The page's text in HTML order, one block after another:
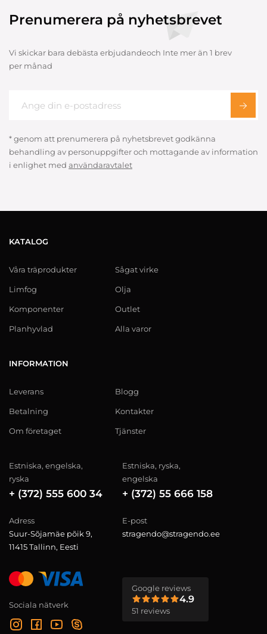
Prenumerera på nyhetsbrevet
Vi skickar bara debästa erbjudandeoch Inte mer än 1 brev
per månad
* genom att prenumerera på nyhetsbrevet godkänna
behandling av personuppgifter och mottagande av information
i enlighet med användaravtalet
KATALOG
Våra träprodukter
Limfog
Komponenter
Planhyvlad
Sågat virke
Olja
Outlet
Alla varor
INFORMATION
Leverans
Betalning
Om företaget
Blogg
Kontakter
Tjänster
Estniska, engelska,
ryska
+ (372) 555 600 34
Estniska, ryska,
engelska
+ (372) 55 666 158
Adress
Suur-Sõjamäe põik 9,
11415 Tallinn, Eesti
E-post
stragendo@stragendo.ee
Sociala nätverk
Google reviews
4.9
51 reviews